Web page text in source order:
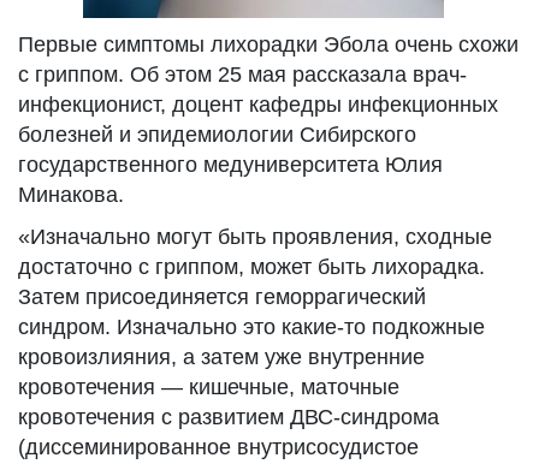
Первые симптомы лихорадки Эбола очень схожи
с гриппом. Об этом 25 мая рассказала врач-
инфекционист, доцент кафедры инфекционных
болезней и эпидемиологии Сибирского
государственного медуниверситета Юлия
Минакова.
«Изначально могут быть проявления, сходные
достаточно с гриппом, может быть лихорадка.
Затем присоединяется геморрагический
синдром. Изначально это какие-то подкожные
кровоизлияния, а затем уже внутренние
кровотечения — кишечные, маточные
кровотечения с развитием ДВС-синдрома
(диссеминированное внутрисосудистое